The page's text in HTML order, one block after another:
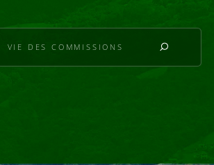
VIE DES COMMISSIONS